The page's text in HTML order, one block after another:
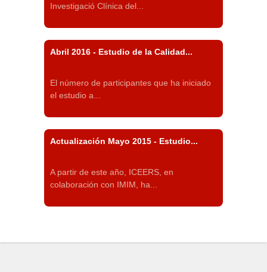
Investigació Clínica del...
Abril 2016 - Estudio de la Calidad...
El número de participantes que ha­ iniciado
el estudio a...
Actualización Mayo 2015 - Estudio...
A partir de este año, ICEERS, en
colaboración con IMIM, ha...